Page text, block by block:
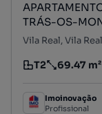
TRÁS-OS-
Vila Real, Vila
Tipologia
T2
Preço por69.47 m²
Andar
Imoinovação
Profissional